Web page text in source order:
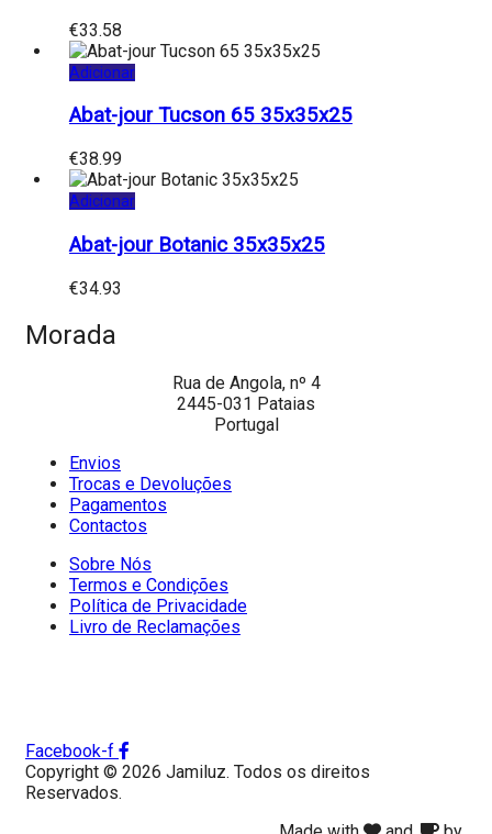
€33.58
Adicionar
Abat-jour Tucson 65 35x35x25
€38.99
Adicionar
Abat-jour Botanic 35x35x25
€34.93
Morada
Rua de Angola, nº 4
2445-031 Pataias
Portugal
Envios
Trocas e Devoluções
Pagamentos
Contactos
Sobre Nós
Termos e Condições
Política de Privacidade
Livro de Reclamações
Facebook-f
Copyright © 2026 Jamiluz. Todos os direitos
Reservados.